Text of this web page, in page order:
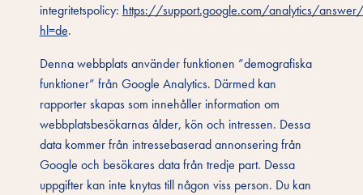
integritetspolicy: https://support.google.com/analytics/
hl=de.
Denna webbplats använder funktionen ”demografiska
funktioner” från Google Analytics. Därmed kan
rapporter skapas som innehåller information om
webbplatsbesökarnas ålder, kön och intressen. Dessa
data kommer från intressebaserad annonsering från
Google och besökares data från tredje part. Dessa
uppgifter kan inte knytas till någon viss person. Du kan